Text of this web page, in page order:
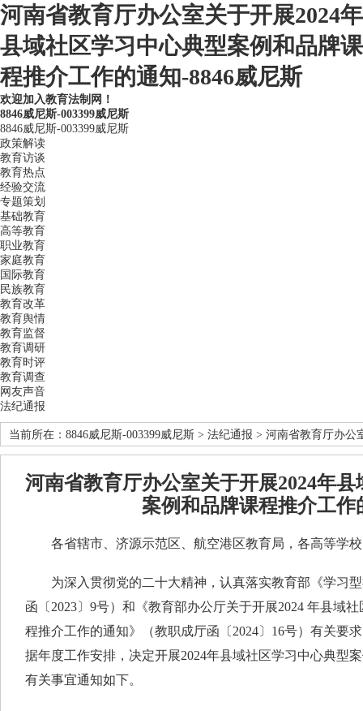
河南省教育厅办公室关于开展2024年
县域社区学习中心典型案例和品牌课
程推介工作的通知-8846威尼斯
欢迎加入教育法制网！
8846威尼斯-003399威尼斯
8846威尼斯-003399威尼斯
政策解读
教育访谈
教育热点
经验交流
专题策划
基础教育
高等教育
职业教育
家庭教育
国际教育
民族教育
教育改革
教育舆情
教育监督
教育调研
教育时评
教育调查
网友声音
法纪通报
当前所在： 8846威尼斯-003399威尼斯 > 法纪通报 > 河南省教育厅办公
河南省教育厅办公室关于开展2024年
案例和品牌课程推介工作
各省辖市、济源示范区、航空港区教育局，各高等学校
为深入贯彻党的二十大精神，认真落实教育部《学习型
函〔2023〕9号）和《教育部办公厅关于开展2024 年县域
程推介工作的通知》（教职成厅函〔2024〕16号）有关要
据年度工作安排，决定开展2024年县域社区学习中心典型
有关事宜通知如下。